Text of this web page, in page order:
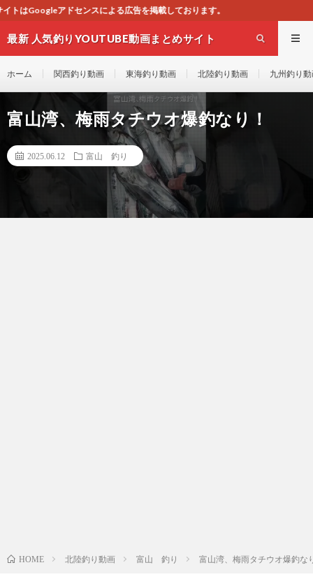
告を掲載しております。
最新 人気釣りYOUTUBE動画まとめサイト
ホーム 関西釣り動画 東海釣り動画 北陸釣り動画 九州釣り
富山湾、梅雨タチウオ爆釣なり！
2025.06.12 富山 釣り
HOME 北陸釣り動画 富山 釣り 富山湾、梅雨タチウオ爆釣な